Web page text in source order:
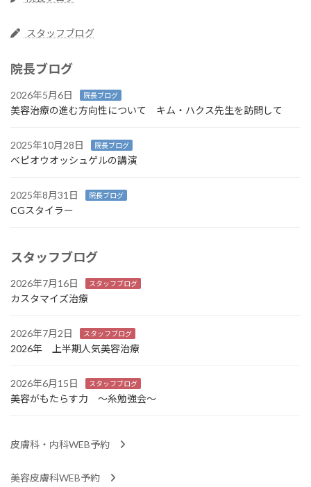
スタッフブログ
院長ブログ
2026年5月6日 院長ブログ
美容治療の進む方向性について キム・ハクス先生を訪問して
2025年10月28日 院長ブログ
ベピオウオッシュゲルの講演
2025年8月31日 院長ブログ
CGスタイラー
スタッフブログ
2026年7月16日 スタッフブログ
カスタマイズ治療
2026年7月2日 スタッフブログ
2026年 上半期人気美容治療
2026年6月15日 スタッフブログ
美容がもたらす力 ～糸勉強会～
皮膚科・内科WEB予約
美容皮膚科WEB予約